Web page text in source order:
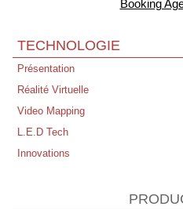
Jamiroquai/Cerrone - 02 Arena
10 novembre 1995 → 10
30 Ans !
Expo Entre Rave et Réalité -
Disco Symphonique de Marc
Concert "Live Peace" Annecy
Booking
TECHNOLOGIE
Présentation
Réalité Virtuelle
Video Mapping
L.E.D Tech
Innovations